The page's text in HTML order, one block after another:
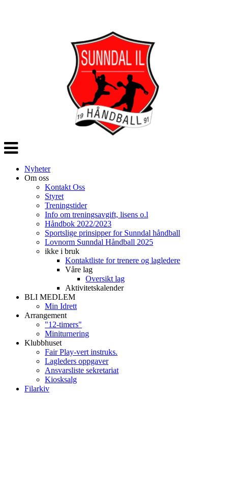
Veksle
navigasjon
Nyheter
Om oss
Kontakt Oss
Styret
Treningstider
Info om treningsavgift, lisens o.l
Håndbok 2022/2023
Sportslige prinsipper for Sunndal håndball
Lovnorm Sunndal Håndball 2025
ikke i bruk
Kontaktliste for trenere og lagledere
Våre lag
Oversikt lag
Aktivitetskalender
BLI MEDLEM
Min Idrett
Arrangement
"12-timers"
Miniturnering
Klubbhuset
Fair Play-vert instruks.
Lagleders oppgaver
Ansvarsliste sekretariat
Kiosksalg
Filarkiv